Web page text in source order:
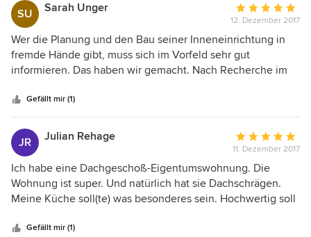
SU Sarah Unger
Bewertung:
5
von
5
12. Dezember 2017
Wer die Planung und den Bau seiner Inneneinrichtung in
fremde Hände gibt, muss sich im Vorfeld sehr gut
informieren. Das haben wir gemacht. Nach Recherche im
prompt kontaktiert. Es war absolut faszinierend welch tolle
Ideen Backmann für uns hatte. Und als diese Ideen auch
noch so extrem genau umgesetzt wurden, waren wir
begeistert. Wir können Backmann nur weiter empfehlen
und vergeben die volle Punktzahl.
Gefällt mir (1)
JR Julian Rehage
Bewertung:
5
von
5
11. Dezember 2017
Ich habe eine Dachgeschoß-Eigentumswohnung. Die
Wohnung ist super. Und natürlich hat sie Dachschrägen.
Meine Küche soll(te) was besonderes sein. Hochwertig soll
war ich ja etwas skeptisch aufgrund der Schrägen, aber was
Gefällt mir (1)